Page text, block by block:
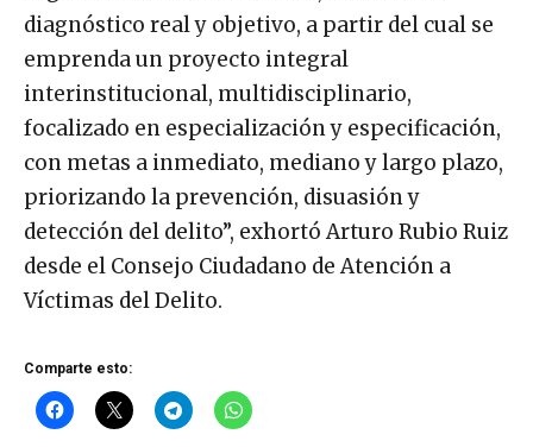
diagnóstico real y objetivo, a partir del cual se
emprenda un proyecto integral
interinstitucional, multidisciplinario,
focalizado en especialización y especificación,
con metas a inmediato, mediano y largo plazo,
priorizando la prevención, disuasión y
detección del delito”, exhortó Arturo Rubio Ruiz
desde el Consejo Ciudadano de Atención a
Víctimas del Delito.
Comparte esto: